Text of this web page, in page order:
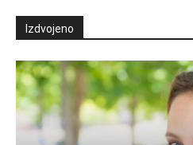
Izdvojeno